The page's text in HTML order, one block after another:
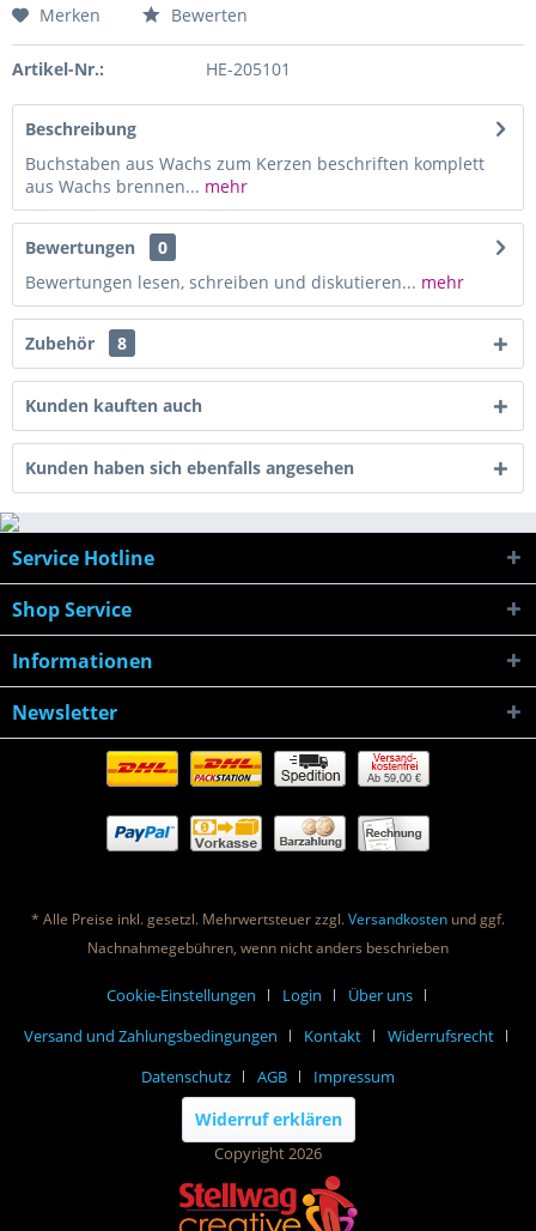
Merken Bewerten
Artikel-Nr.: HE-205101
Beschreibung
Buchstaben aus Wachs zum Kerzen beschriften komplett
aus Wachs brennen... mehr
Bewertungen
0
Bewertungen lesen, schreiben und diskutieren... mehr
Zubehör 8
Kunden kauften auch
Kunden haben sich ebenfalls angesehen
Service Hotline
Shop Service
Informationen
Newsletter
Ab 59,00 €
* Alle Preise inkl. gesetzl. Mehrwertsteuer zzgl.Versandkosten und ggf.
Nachnahmegebühren, wenn nicht anders beschrieben
Cookie-Einstellungen Login
Über uns
Versand und Zahlungsbedingungen
Kontakt
Widerrufsrecht
Datenschutz
AGB Impressum
Widerruf erklären
Copyright 2026